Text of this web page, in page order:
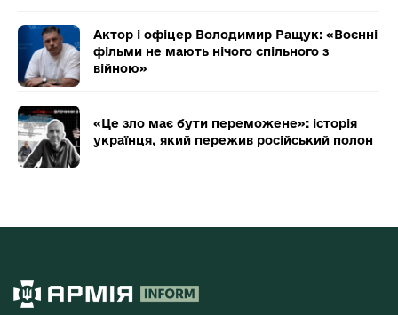
Актор і офіцер Володимир Ращук: «Воєнні
фільми не мають нічого спільного з
війною»
«Це зло має бути переможене»: історія
українця, який пережив російський полон